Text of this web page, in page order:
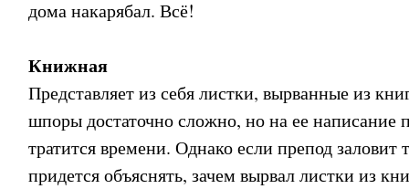
дома накарябал. Всё!
Книжная
Представляет из себя листки, вырванные из
шпоры достаточно сложно, но на ее написание
тратится времени. Однако если препод заловит
придется объяснять, зачем вырвал листки из